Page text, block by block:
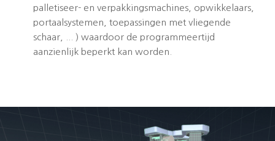
palletiseer- en verpakkingsmachines, opwikkelaars,
portaalsystemen, toepassingen met vliegende
schaar, ... ) waardoor de programmeertijd
aanzienlijk beperkt kan worden.